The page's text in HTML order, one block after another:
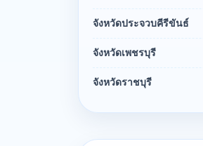
จังหวัดประจวบคีรีขันธ์
จังหวัดเพชรบุรี
จังหวัดราชบุรี